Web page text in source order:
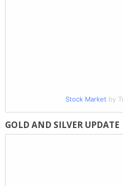
Stock Market by
GOLD AND SILVER UPDATE